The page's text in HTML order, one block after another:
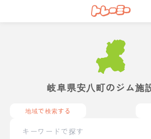
岐阜県安八町のジム施
地域で検索する